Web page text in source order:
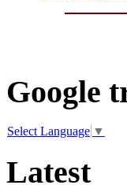
Google
Select Language ▼
Latest